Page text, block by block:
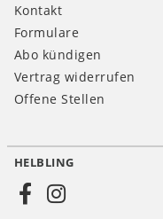
Kontakt
Formulare
Abo kündigen
Vertrag widerrufen
Offene Stellen
Social
HELBLING